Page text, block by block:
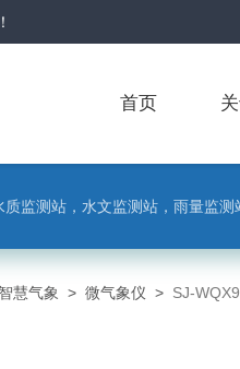
！
首页
质监测站，水文监测站，雨量监
智慧气象 > 微气象仪 > SJ-